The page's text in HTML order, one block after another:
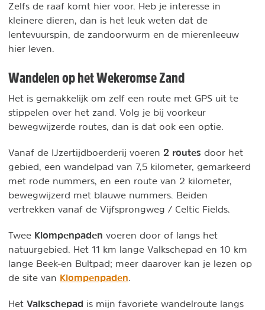
Zelfs de raaf komt hier voor. Heb je interesse in
kleinere dieren, dan is het leuk weten dat de
lentevuurspin, de zandoorwurm en de mierenleeuw
hier leven.
Wandelen op het Wekeromse Zand
Het is gemakkelijk om zelf een route met GPS uit te
stippelen over het zand. Volg je bij voorkeur
bewegwijzerde routes, dan is dat ook een optie.
Vanaf de IJzertijdboerderij voeren 2 routes door het
gebied, een wandelpad van 7,5 kilometer, gemarkeerd
met rode nummers, en een route van 2 kilometer,
bewegwijzerd met blauwe nummers. Beiden
vertrekken vanaf de Vijfsprongweg / Celtic Fields.
Twee Klompenpaden voeren door of langs het
natuurgebied. Het 11 km lange Valkschepad en 10 km
lange Beek-en Bultpad; meer daarover kan je lezen op
de site van Klompenpaden
Het Valkschepad is mijn favoriete wandelroute langs